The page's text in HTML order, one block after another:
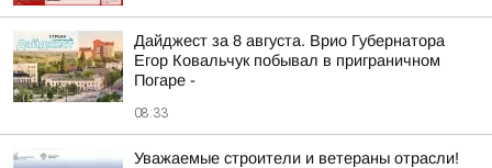
Дайджест за 8 августа. Врио Губернатора
Егор Ковальчук побывал в приграничном
Погаре -
08:33
Уважаемые строители и ветераны отрасли!